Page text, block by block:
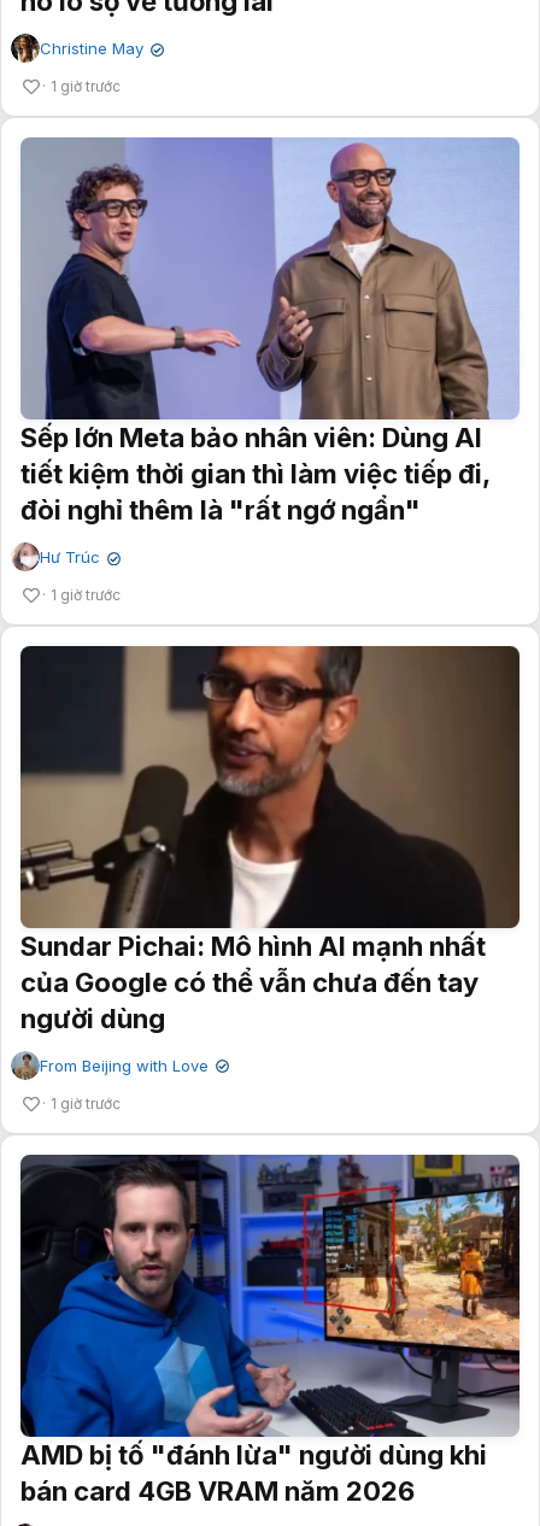
Christine May ✔
1 giờ trước
Sếp lớn Meta bảo nhân viên: Dùng AI
tiết kiệm thời gian thì làm việc tiếp đi,
đòi nghỉ thêm là "rất ngớ ngẩn"
Hư Trúc ✔
1 giờ trước
Sundar Pichai: Mô hình AI mạnh nhất
của Google có thể vẫn chưa đến tay
người dùng
From Beijing with Love ✔
1 giờ trước
AMD bị tố "đánh lừa" người dùng khi
bán card 4GB VRAM năm 2026